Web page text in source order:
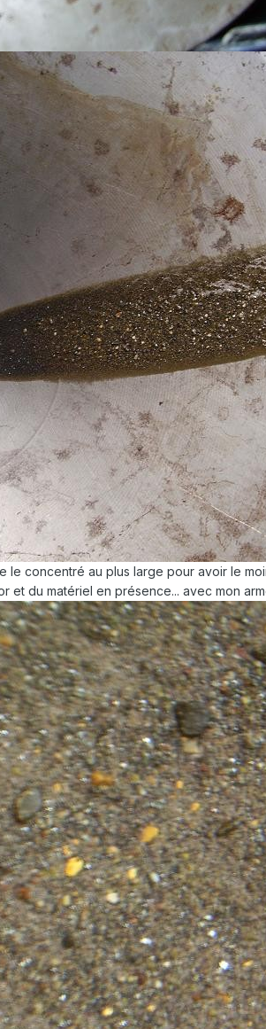
le concentré au plus large pour avoir le
du matériel en présence... avec mon